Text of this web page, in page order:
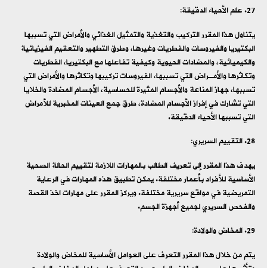
علم الأحياء الدقيقة:
يتناول هذا المقرر التركيب والتغذية والتمثيل الغذائي والأمراض التي تسببها
البكتيريا والفيروسات والفطريات وغيرها، وطرق التطهير والتعقيم الفيزيائية
والكيميائية، والمضادات الحيوية وكيفية تفاعلها مع البكتيريا، الفطريات
وتكاثرها والأمـراض التي تسببها، الفيروسات تركيبها وتكاثرها والأمراض التي
تسببها، جهاز المناعة والأجسام المثيرة للحساسية، الأجسام المضادة والخلايا
التي تشارك في إفراز الأجسام المضادة، طرق جمع العينات المخبرية للأمراض
التي تسببها الأحياء الدقيقة.
التقييم السريري:
يهدف هذا المقرر إلى تعريف الطالب بالمهارات اللازمة لتقييم الحالة الصحية
الأساسية للأفراد بأعمار مختلفة. يمكن تطبيق هذه المهارات في الرعاية
التمريضية في مواقع سريرية مختلفة. ويركز المقرر على مهارات اخذ القصة
والفحص السريري لجميع أجهزة الجسم.
المخاض والولادة:
يتم من خلال هذا المقرر التعرف على العوامل الأساسية للمخاض والولادة